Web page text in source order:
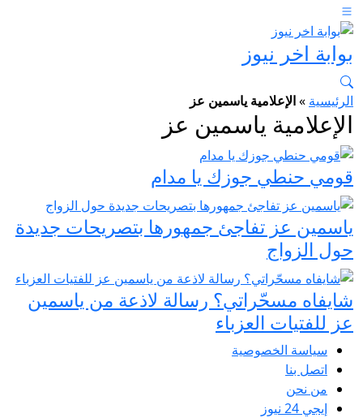
بوابة اخر نيوز
الرئيسية »الإعلامية ياسمين عز
الإعلامية ياسمين عز
قومي حنطي جوزك يا مدام
ياسمين عز تفاجئ جمهورها بتصريحات جديدة
حول الزواج
شايفاه مسحّراتي؟ رسالة لاذعة من ياسمين
عز للفتيات العزباء
سياسة الخصوصية
اتصل بنا
من نحن
إيجي 24 نيوز